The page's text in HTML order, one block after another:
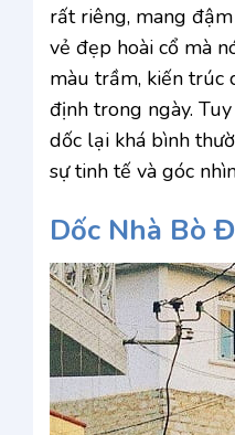
rất riêng, mang
vẻ đẹp hoài cổ mà
màu trầm, kiến trúc
định trong ngày.
dốc lại khá bình
sự tinh tế và góc
Dốc Nhà Bò